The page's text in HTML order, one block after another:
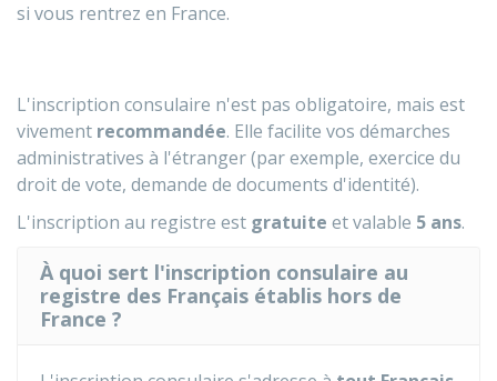
si vous rentrez en France.
L'inscription consulaire n'est pas obligatoire, mais est
vivement recommandée. Elle facilite vos démarches
administratives à l'étranger (par exemple, exercice du
droit de vote, demande de documents d'identité).
L'inscription au registre est gratuite et valable 5 ans.
À quoi sert l'inscription consulaire au
registre des Français établis hors de
France ?